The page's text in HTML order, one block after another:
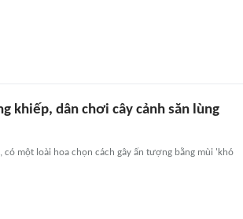
khiếp, dân chơi cây cảnh săn lùng
một loài hoa chọn cách gây ấn tượng bằng mùi 'khó